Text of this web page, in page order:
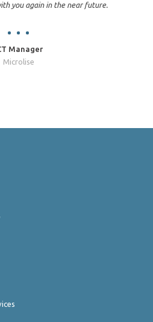
you again in the near future.
Manager
Microlise